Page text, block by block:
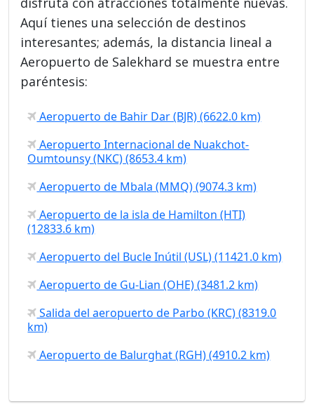
Aquí tienes una selección de destinos
interesantes; además, la distancia lineal a
Aeropuerto de Salekhard se muestra entre
paréntesis:
Aeropuerto de Bahir Dar (BJR) (6622.0 km)
Aeropuerto Internacional de Nuakchot-
Oumtounsy (NKC) (8653.4 km)
Aeropuerto de Mbala (MMQ) (9074.3 km)
Aeropuerto de la isla de Hamilton (HTI)
(12833.6 km)
Aeropuerto del Bucle Inútil (USL) (11421.0 km)
Aeropuerto de Gu-Lian (OHE) (3481.2 km)
Salida del aeropuerto de Parbo (KRC) (8319.0
km)
Aeropuerto de Balurghat (RGH) (4910.2 km)